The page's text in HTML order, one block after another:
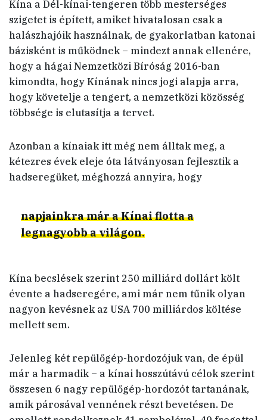
Kína a Dél-kínai-tengeren több mesterséges
szigetet is épített, amiket hivatalosan csak a
halászhajóik használnak, de gyakorlatban katonai
bázisként is működnek – mindezt annak ellenére,
hogy a hágai Nemzetközi Bíróság 2016-ban
kimondta, hogy Kínának nincs jogi alapja arra,
hogy követelje a tengert, a nemzetközi közösség
többsége is elutasítja a tervet.
Azonban a kínaiak itt még nem álltak meg, a
kétezres évek eleje óta látványosan fejlesztik a
hadseregüket, méghozzá annyira, hogy
napjainkra már a Kínai flotta a
legnagyobb a világon.
Kína becslések szerint 250 milliárd dollárt költ
évente a hadseregére, ami már nem tűnik olyan
nagyon kevésnek az USA 700 milliárdos költése
mellett sem.
Jelenleg két repülőgép-hordozójuk van, de épül
már a harmadik – a kínai hosszútávú célok szerint
összesen 6 nagy repülőgép-hordozót tartanának,
amik párosával vennének részt bevetésen. De